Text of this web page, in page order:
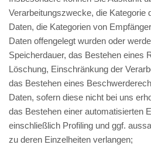
Verarbeitungszwecke, die Kategorie
Daten, die Kategorien von
Daten offengelegt wurden oder
Speicherdauer, das Bestehen eines
Löschung, Einschränkung der
das Bestehen eines
Daten, sofern diese nicht bei uns
das Bestehen einer automatisierten
einschließlich Profiling und ggf.
zu deren Einzelheiten verlangen;